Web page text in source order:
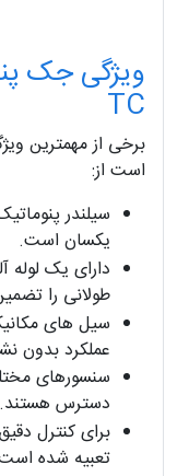
ویژگی جک
TC
برخی از مهمترین
است از:
یکسان است.
دارای یک لوله
طولانی را
سیل های
عملکرد بدون
سنسورهای
دسترس هستند.
برای کنترل
تعبیه شده